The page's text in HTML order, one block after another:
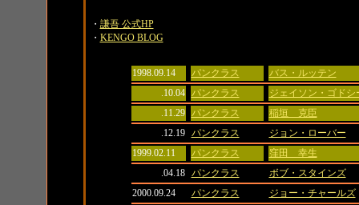
・ 謙吾 公式HP
・ KENGO BLOG
1998.09.14
パンクラス
バス・ルッテン
.10.04
パンクラス
ジェイソン・ゴドシ
.11.29
パンクラス
稲垣 克臣
.12.19
パンクラス
ジョン・ローバー
1999.02.11
パンクラス
窪田 幸生
.04.18
パンクラス
ボブ・スタインズ
2000.09.24
パンクラス
ジョー・チャールズ